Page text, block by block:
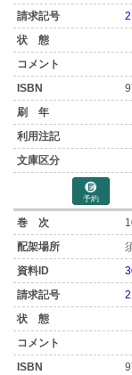
予約